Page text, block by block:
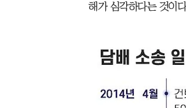
해가 심각하다는 것이